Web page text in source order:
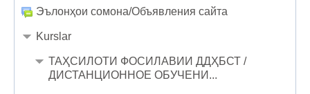
Эълонҳои сомона/Объявления сайта
Kurslar
ТАҲСИЛОТИ ФОСИЛАВИИ ДДҲБСТ /
ДИСТАНЦИОННОЕ ОБУЧЕНИ...